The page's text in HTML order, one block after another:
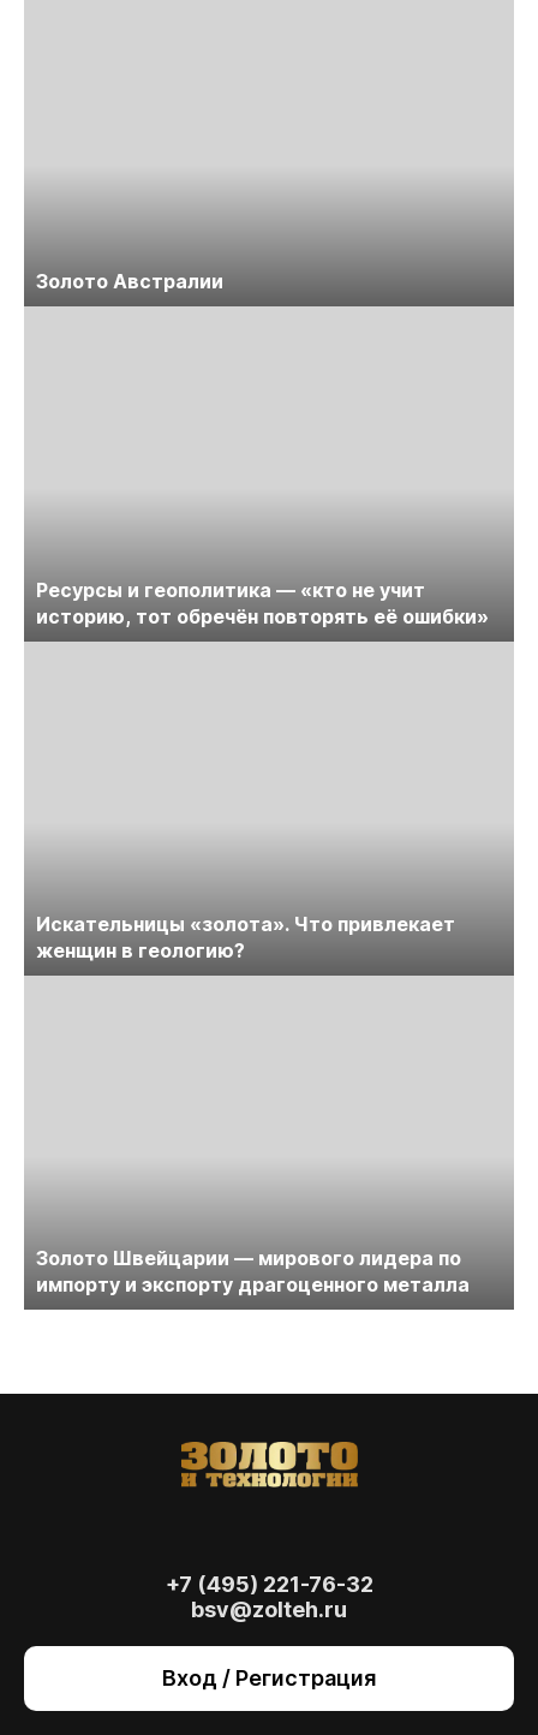
Золото Австралии
Ресурсы и геополитика — «кто не учит
историю, тот обречён повторять её ошибки»
Искательницы «золота». Что привлекает
женщин в геологию?
Золото Швейцарии — мирового лидера по
импорту и экспорту драгоценного металла
+7 (495) 221-76-32
bsv@zolteh.ru
Вход / Регистрация
также для анализа сайта и улучшения